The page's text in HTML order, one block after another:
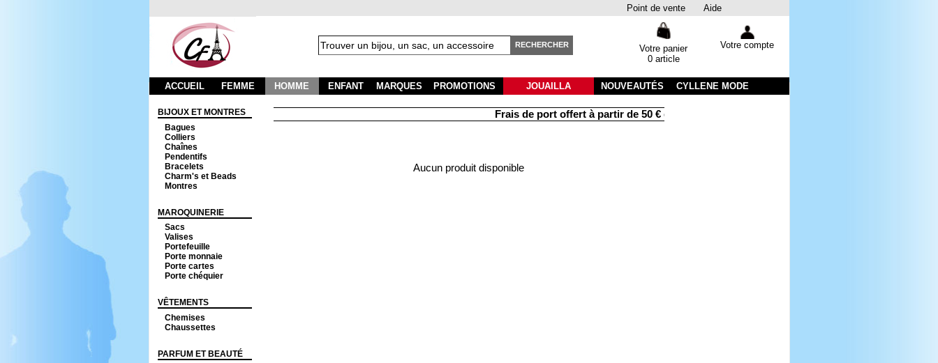
Point de vente Aide
RECHERCHER
Votre panier
0 article
Votre compte
ACCUEIL FEMME HOMME ENFANT MARQUES PROMOTIONS JOUAILLA NOUVEAUTÉS CYLLENE MODE
BIJOUX ET MONTRES
Bagues
Colliers
Chaînes
Pendentifs
Bracelets
Charm's et Beads
Montres
MAROQUINERIE
Sacs
Valises
Portefeuille
Porte monnaie
Porte cartes
Porte chéquier
VÊTEMENTS
Chemises
Chaussettes
PARFUM ET BEAUTÉ
Frais de port offert à partir de 50 € d'achats
Aucun produit disponible